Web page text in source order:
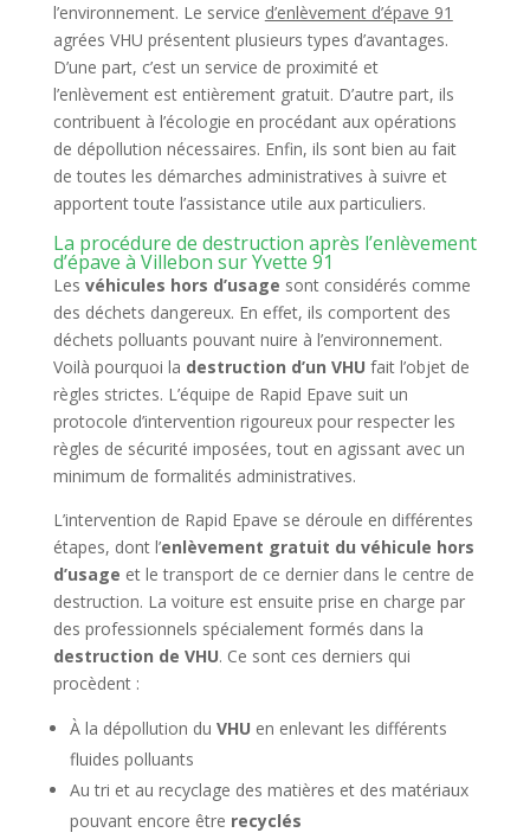
l’environnement. Le service d’enlèvement d’épave 91
agrées VHU présentent plusieurs types d’avantages.
D’une part, c’est un service de proximité et
l’enlèvement est entièrement gratuit. D’autre part, ils
contribuent à l’écologie en procédant aux opérations
de dépollution nécessaires. Enfin, ils sont bien au fait
de toutes les démarches administratives à suivre et
apportent toute l’assistance utile aux particuliers.
La procédure de destruction après l’enlèvement
d’épave à Villebon sur Yvette 91
Les véhicules hors d’usage sont considérés comme
des déchets dangereux. En effet, ils comportent des
déchets polluants pouvant nuire à l’environnement.
Voilà pourquoi la destruction d’un VHU fait l’objet de
règles strictes. L’équipe de Rapid Epave suit un
protocole d’intervention rigoureux pour respecter les
règles de sécurité imposées, tout en agissant avec un
minimum de formalités administratives.
L’intervention de Rapid Epave se déroule en différentes
étapes, dont l’enlèvement gratuit du véhicule hors
d’usage et le transport de ce dernier dans le centre de
destruction. La voiture est ensuite prise en charge par
des professionnels spécialement formés dans la
destruction de VHU. Ce sont ces derniers qui
procèdent :
À la dépollution du VHU en enlevant les différents
fluides polluants
Au tri et au recyclage des matières et des matériaux
pouvant encore être recyclés